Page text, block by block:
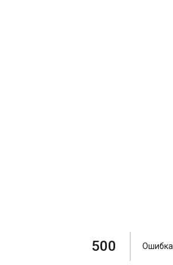
500 Ошибка